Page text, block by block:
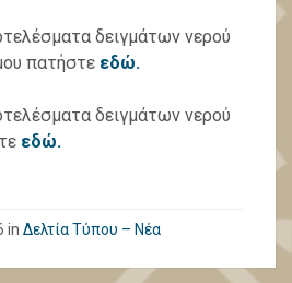
δειγμάτων νερού
πατήστε εδώ.
δειγμάτων νερού
εδώ.
in Δελτία Τύπου – Νέα